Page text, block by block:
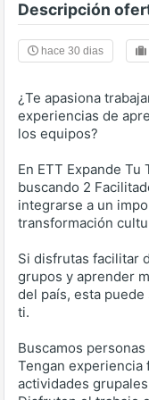
Descripción
hace 30 dias
¿Te apasiona
experiencias de
los equipos?
En ETT Expande
buscando 2
integrarse a un
transformación
Si disfrutas facilitar
grupos y aprender
del país, esta
ti.
Buscamos personas
Tengan experiencia
actividades